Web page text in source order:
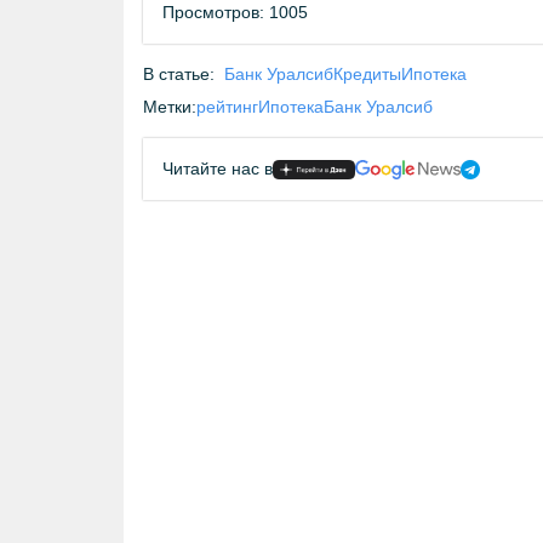
Просмотров: 1005
В статье: Банк УралсибКредитыИпотека
Метки:рейтингИпотекаБанк Уралсиб
Читайте нас в